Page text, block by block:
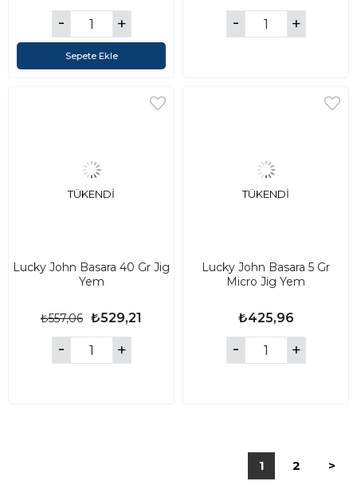
Sepete Ekle
TÜKENDI
Lucky John Basara 40 Gr Jig
Yem
₺529,21
₺557,06
TÜKENDI
Lucky John Basara 5 Gr
Micro Jig Yem
₺425,96
1 2 >